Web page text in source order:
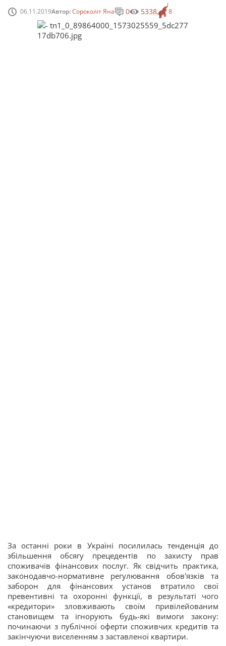
06.11.2019Автор:Сороколіт Яна 8
0 5338
За останні роки в Україні посилилась тенденція до
збільшення обсягу прецедентів по захисту прав
споживачів фінансових послуг. Як свідчить практика,
законодавчо-нормативне регулювання обов'язків та
заборон для фінансових установ втратило свої
превентивні та охоронні функції, в результаті чого
«кредитори» зловживають своїм привілейованим
становищем та ігнорують будь-які вимоги закону:
починаючи з публічної оферти споживчих кредитів та
закінчуючи виселенням з заставленої квартири.